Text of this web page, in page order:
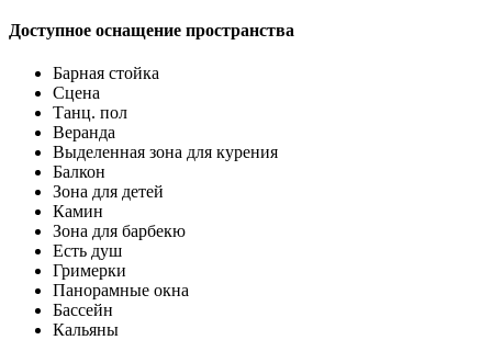
Доступное оснащение пространства
Барная стойка
Сцена
Танц. пол
Веранда
Выделенная зона для курения
Балкон
Зона для детей
Камин
Зона для барбекю
Есть душ
Гримерки
Панорамные окна
Бассейн
Кальяны